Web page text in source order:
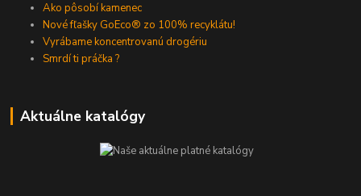
Ako pôsobí kamenec
Nové fľašky GoEco® zo 100% recyklátu!
Vyrábame koncentrovanú drogériu
Smrdí ti práčka ?
Aktuálne katalógy